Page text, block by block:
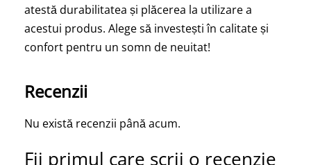
atestă durabilitatea și plăcerea la utilizare a
acestui produs. Alege să investești în calitate și
confort pentru un somn de neuitat!
Recenzii
Nu există recenzii până acum.
Fii primul care scrii o recenzie